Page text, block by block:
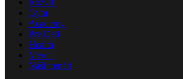
Rozvrh
Gym
Academy
Pre Deti
Health
Merch
Naši trenéri